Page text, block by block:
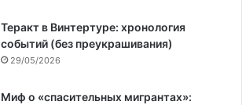
Теракт в Винтертуре: хронология
событий (без преукрашивания)
29/05/2026
Миф о «спасительных мигрантах»: